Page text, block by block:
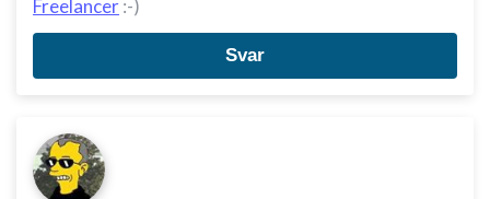
Freelancer:-)
Svar